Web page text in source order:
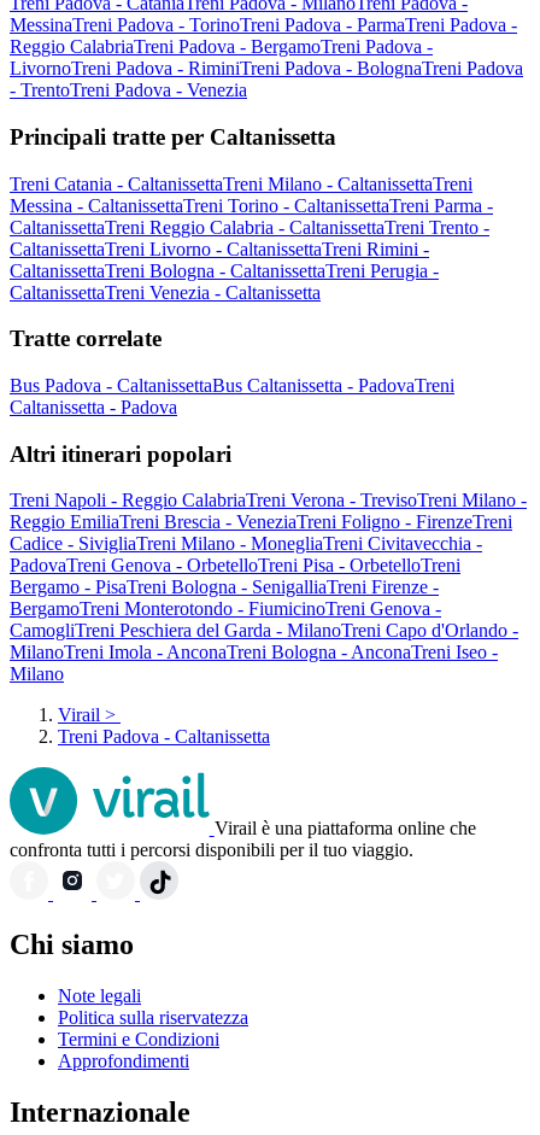
MessinaTreni Padova - TorinoTreni Padova - ParmaTreni Padova -
Reggio CalabriaTreni Padova - BergamoTreni Padova -
LivornoTreni Padova - RiminiTreni Padova - BolognaTreni Padova
- TrentoTreni Padova - Venezia
Principali tratte per Caltanissetta
Treni Catania - CaltanissettaTreni Milano - CaltanissettaTreni
Messina - CaltanissettaTreni Torino - CaltanissettaTreni Parma -
CaltanissettaTreni Reggio Calabria - CaltanissettaTreni Trento -
CaltanissettaTreni Livorno - CaltanissettaTreni Rimini -
CaltanissettaTreni Bologna - CaltanissettaTreni Perugia -
CaltanissettaTreni Venezia - Caltanissetta
Tratte correlate
Bus Padova - CaltanissettaBus Caltanissetta - PadovaTreni
Caltanissetta - Padova
Altri itinerari popolari
Treni Napoli - Reggio CalabriaTreni Verona - TrevisoTreni Milano -
Reggio EmiliaTreni Brescia - VeneziaTreni Foligno - FirenzeTreni
Cadice - SivigliaTreni Milano - MonegliaTreni Civitavecchia -
PadovaTreni Genova - OrbetelloTreni Pisa - OrbetelloTreni
Bergamo - PisaTreni Bologna - SenigalliaTreni Firenze -
BergamoTreni Monterotondo - FiumicinoTreni Genova -
CamogliTreni Peschiera del Garda - MilanoTreni Capo d'Orlando -
MilanoTreni Imola - AnconaTreni Bologna - AnconaTreni Iseo -
Milano
Virail >
Treni Padova - Caltanissetta
Virail è una piattaforma online che
confronta tutti i percorsi disponibili per il tuo viaggio.
Chi siamo
Note legali
Politica sulla riservatezza
Termini e Condizioni
Approfondimenti
Internazionale